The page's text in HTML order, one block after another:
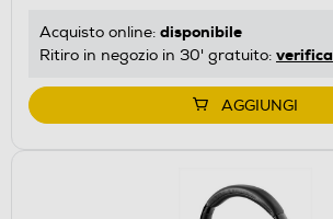
Acquisto online: disponibile
Ritiro in negozio in 30' gratuito: verifica
AGGIUNGI